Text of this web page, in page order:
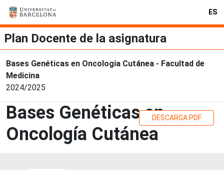
ES
Plan Docente de la asignatura
Bases Genéticas en Oncología Cutánea - Facultad de
Medicina
2024/2025
Bases Genéticas en
Oncología Cutánea
DESCARGA PDF